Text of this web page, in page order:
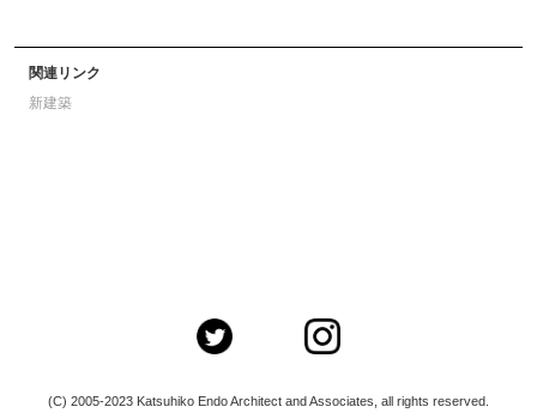
関連リンク
新建築
(C) 2005-2023 Katsuhiko Endo Architect and Associates, all rights reserved.